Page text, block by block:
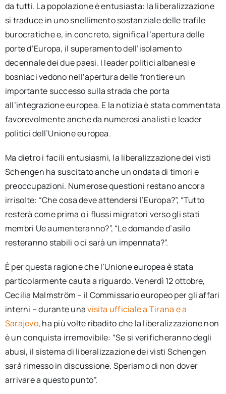
da tutti. La popolazione è entusiasta: la liberalizzazione
si traduce in uno snellimento sostanziale delle trafile
burocratiche e, in concreto, significa l’apertura delle
porte d’Europa, il superamento dell’isolamento
decennale dei due paesi. I leader politici albanesi e
bosniaci vedono nell’apertura delle frontiere un
importante successo sulla strada che porta
all’integrazione europea. E la notizia è stata commentata
favorevolmente anche da numerosi analisti e leader
politici dell’Unione europea.
Ma dietro i facili entusiasmi, la liberalizzazione dei visti
Schengen ha suscitato anche un ondata di timori e
preoccupazioni. Numerose questioni restano ancora
irrisolte: “Che cosa deve attendersi l’Europa?”, “Tutto
resterà come prima o i flussi migratori verso gli stati
membri Ue aumenteranno?”, “Le domande d’asilo
resteranno stabili o ci sarà un impennata?”.
È per questa ragione che l’Unione europea è stata
particolarmente cauta a riguardo. Venerdì 12 ottobre,
Cecilia Malmström – il Commissario europeo per gli affari
interni – durante unavisita ufficiale a Tirana e a
Sarajevo, ha più volte ribadito che la liberalizzazione non
è un conquista irremovibile: “Se si verificheranno degli
abusi, il sistema di liberalizzazione dei visti Schengen
sarà rimesso in discussione. Speriamo di non dover
arrivare a questo punto”.